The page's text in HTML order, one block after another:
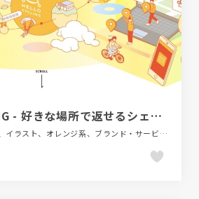
HELLO CYCLING - 好きな場所で返せるシェアサイクル
かわいい、イエロー系、イラスト、オレンジ系、ブランド・サービスサイト、ポップ、モーション多め、自動車・乗り物・交通